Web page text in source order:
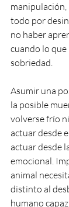
manipulación,
todo por
no haber
cuando lo que
sobriedad.
Asumir una
la posible
volverse frío
actuar desde
actuar desde
emocional.
animal
distinto al
humano